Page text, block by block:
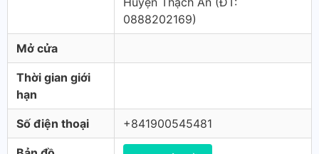
0888202169)
Mở cửa
Thời gian giới
hạn
Số điện thoại +841900545481